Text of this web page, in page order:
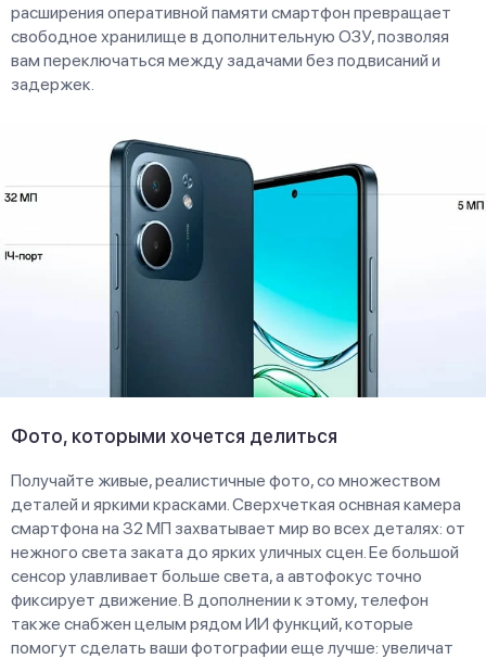
расширения оперативной памяти смартфон превращает
свободное хранилище в дополнительную ОЗУ, позволяя
вам переключаться между задачами без подвисаний и
задержек.
Фото, которыми хочется делиться
Получайте живые, реалистичные фото, со множеством
деталей и яркими красками. Сверхчеткая оснвная камера
смартфона на 32 МП захватывает мир во всех деталях: от
нежного света заката до ярких уличных сцен. Ее большой
сенсор улавливает больше света, а автофокус точно
фиксирует движение. В дополнении к этому, телефон
также снабжен целым рядом ИИ функций, которые
помогут сделать ваши фотографии еще лучше: увеличат